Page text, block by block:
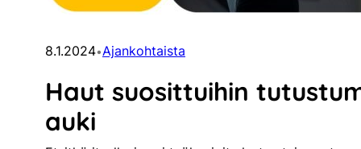
8.1.2024•Ajankohtaista
Haut suosittuihin
auki